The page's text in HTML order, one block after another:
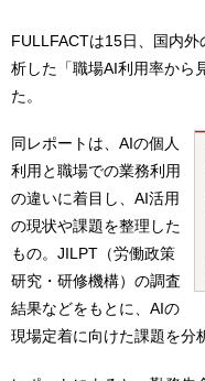
FULLFACTは15日、国内
析した「職場AI利用率から
た。
同レポートは、AIの個人
利用と職場での業務利用
の違いに着目し、AI活用
の現状や課題を整理した
もの。JILPT（労働政策
研究・研修機構）の調査
結果などをもとに、AIの
現場定着に向けた課題を分